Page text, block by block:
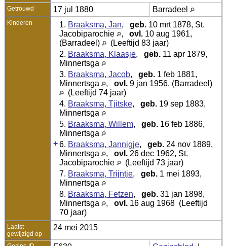
Getrouwd 17 jul 1880 Barradeel
Kinderen 1. Braaksma, Jan, geb. 10 mrt 1878, St.
Jacobiparochie
, ovl. 10 aug 1961,
(Barradeel)
(Leeftijd 83 jaar)
2. Braaksma, Klaasje, geb. 11 apr 1879,
Minnertsga
3. Braaksma, Jacob, geb. 1 feb 1881,
Minnertsga
, ovl. 9 jan 1956, (Barradeel)
(Leeftijd 74 jaar)
4. Braaksma, Tjitske, geb. 19 sep 1883,
Minnertsga
5. Braaksma, Willem, geb. 16 feb 1886,
Minnertsga
+6. Braaksma, Jannigje, geb. 24 nov 1889,
Minnertsga
, ovl. 26 dec 1962, St.
Jacobiparochie
(Leeftijd 73 jaar)
7. Braaksma, Trijntje, geb. 1 mei 1893,
Minnertsga
8. Braaksma, Fetzen, geb. 31 jan 1898,
Minnertsga
, ovl. 16 aug 1968 (Leeftijd
70 jaar)
Laatst
gewijzigd op
24 mei 2015